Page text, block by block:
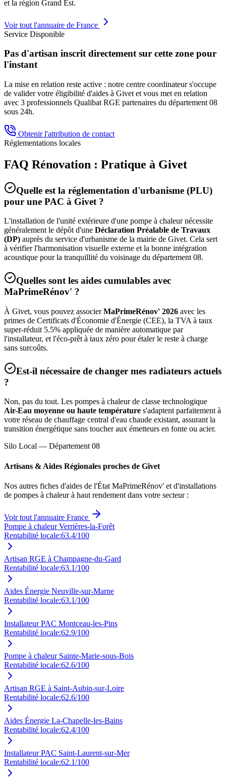
et la région Grand Est.
Voir tout l'annuaire de France
Service Disponible
Pas d'artisan inscrit directement sur cette zone pour
l'instant
La mise en relation reste active : notre centre coordinateur s'occupe
de valider votre éligibilité d'aides à Givet et vous met en relation
avec 3 professionnels Qualibat RGE partenaires du département 08
sous 24h.
Obtenir l'attribution de contact
Réglementations locales
FAQ Rénovation : Pratique à Givet
Quelle est la réglementation d'urbanisme (PLU)
pour une PAC à Givet ?
L'installation de l'unité extérieure d'une pompe à chaleur nécessite
généralement le dépôt d'une Déclaration Préalable de Travaux
(DP) auprès du service d'urbanisme de la mairie de Givet. Cela sert
à vérifier l'harmonisation visuelle externe et la bonne intégration
acoustique pour la tranquillité du voisinage du département08.
Quelles sont les aides cumulables avec
MaPrimeRénov' ?
À Givet, vous pouvez associerMaPrimeRénov' 2026 avec les
primes de Certificats d'Économie d'Énergie (CEE), la TVA à taux
super-réduit 5.5% appliquée de manière automatique par
l'installateur, et l'éco-prêt à taux zéro pour étaler le reste à charge
sans surcoûts.
Est-il nécessaire de changer mes radiateurs actuels
?
Non, pas du tout. Les pompes à chaleur de classe technologique
Air-Eau moyenne ou haute température s'adaptent parfaitement à
votre réseau de chauffage central d'eau chaude existant, assurant la
transition énergétique sans toucher aux émetteurs en fonte ou acier.
Silo Local — Département 08
Artisans & Aides Régionales proches de Givet
Nos autres fiches d'aides de l'État MaPrimeRénov' et d'installations
de pompes à chaleur à haut rendement dans votre secteur :
Voir tout l'annuaire France
Pompe à chaleur Verrières-la-Forêt
Rentabilité locale:63.4/100
Artisan RGE à Champagne-du-Gard
Rentabilité locale:63.1/100
Aides Énergie Neuville-sur-Marne
Rentabilité locale:63.1/100
Installateur PAC Montceau-les-Pins
Rentabilité locale:62.9/100
Pompe à chaleur Sainte-Marie-sous-Bois
Rentabilité locale:62.6/100
Artisan RGE à Saint-Aubin-sur-Loire
Rentabilité locale:62.6/100
Aides Énergie La-Chapelle-les-Bains
Rentabilité locale:62.4/100
Installateur PAC Saint-Laurent-sur-Mer
Rentabilité locale:62.1/100